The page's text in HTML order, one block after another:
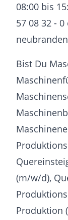
08:00 bis
57 08 32 -
Bist Du
(m/w/d),
Produktion